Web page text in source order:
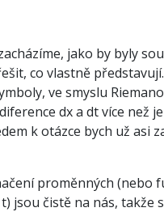
jako by byly
co vlastně
ve smyslu
dx a dt více než
k otázce bych už asi
proměnných (nebo
jsou čistě na nás, takže